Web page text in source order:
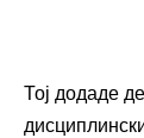
Тој додаде